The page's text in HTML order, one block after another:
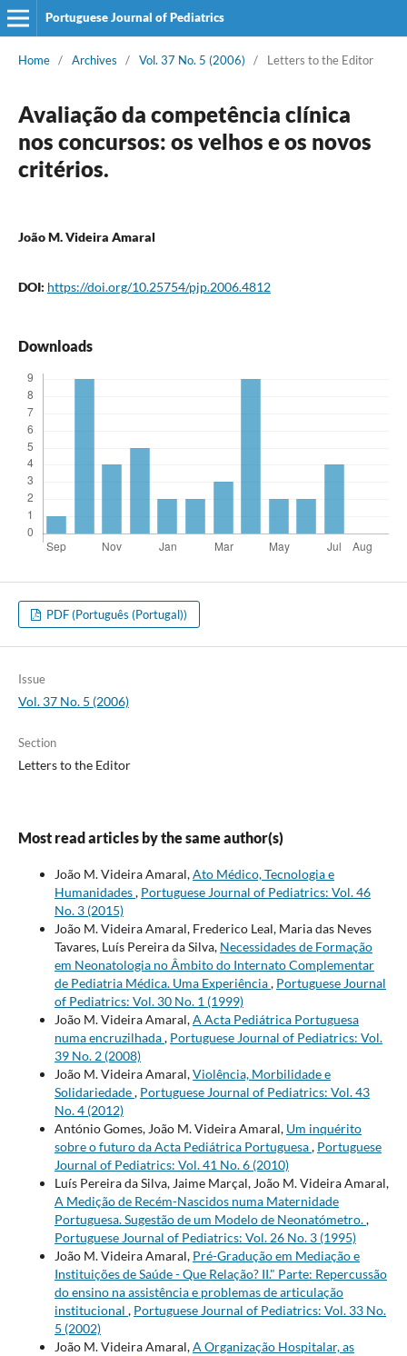
Portuguese Journal of Pediatrics
Home / Archives / Vol. 37 No. 5 (2006) / Letters to the Editor
Avaliação da competência clínica
nos concursos: os velhos e os novos
critérios.
João M. Videira Amaral
DOI: https://doi.org/10.25754/pjp.2006.4812
Downloads
PDF (Português (Portugal))
Issue
Vol. 37 No. 5 (2006)
Section
Letters to the Editor
Most read articles by the same author(s)
João M. Videira Amaral,Ato Médico, Tecnologia e
Humanidades, Portuguese Journal of Pediatrics: Vol. 46
No. 3 (2015)
João M. Videira Amaral, Frederico Leal, Maria das Neves
Tavares, Luís Pereira da Silva, Necessidades de Formação
em Neonatologia no Âmbito do Internato Complementar
de Pediatria Médica. Uma Experiência, Portuguese Journal
of Pediatrics: Vol. 30 No. 1 (1999)
João M. Videira Amaral,A Acta Pediátrica Portuguesa
numa encruzilhada, Portuguese Journal of Pediatrics: Vol.
39 No. 2 (2008)
João M. Videira Amaral,Violência, Morbilidade e
Solidariedade, Portuguese Journal of Pediatrics: Vol. 43
No. 4 (2012)
António Gomes, João M. Videira Amaral, Um inquérito
sobre o futuro da Acta Pediátrica Portuguesa, Portuguese
Journal of Pediatrics: Vol. 41 No. 6 (2010)
Luís Pereira da Silva, Jaime Marçal, João M. Videira Amaral,
A Medição de Recém-Nascidos numa Maternidade
Portuguesa. Sugestão de um Modelo de Neonatómetro.,
Portuguese Journal of Pediatrics: Vol. 26 No. 3 (1995)
João M. Videira Amaral, Pré-Gradução em Mediação e
Instituições de Saúde - Que Relação? II." Parte: Repercussão
do ensino na assistência e problemas de articulação
institucional , Portuguese Journal of Pediatrics: Vol. 33 No.
5 (2002)
João M. Videira Amaral,A Organização Hospitalar, as